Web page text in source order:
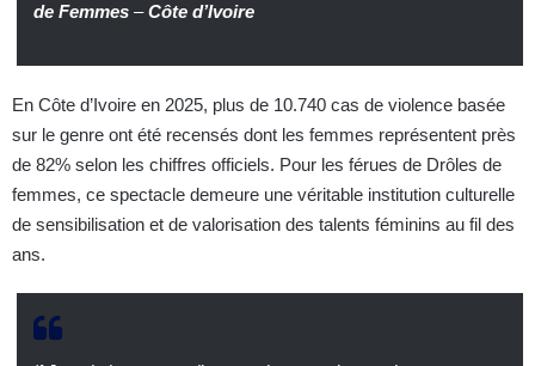
de Femmes–Côte d’Ivoire
En Côte d’Ivoire en 2025, plus de 10.740 cas de violence basée
sur le genre ont été recensés dont les femmes représentent près
de 82% selon les chiffres officiels. Pour les férues de Drôles de
femmes, ce spectacle demeure une véritable institution culturelle
de sensibilisation et de valorisation des talents féminins au fil des
ans.